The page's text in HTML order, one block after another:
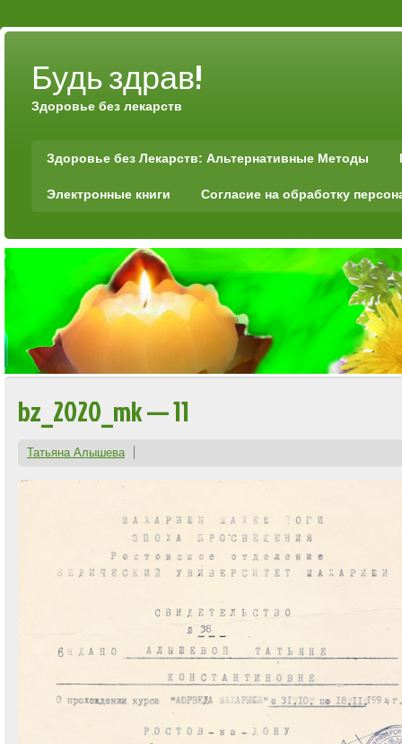
Будь здрав!
Здоровье без лекарств
Здоровье без Лекарств: Альтернативные Методы
Электронные книги Согласие на обработку
bz_2020_mk — 11
Татьяна Алышева